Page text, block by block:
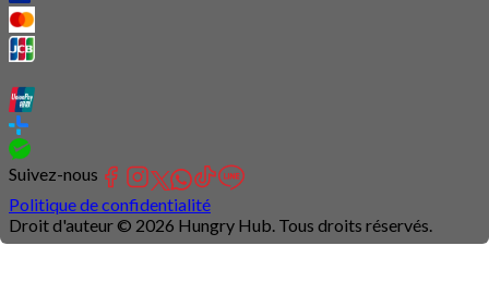
Suivez-nous
Politique de confidentialité
Droit d'auteur © 2026 Hungry Hub. Tous droits réservés.
Connection